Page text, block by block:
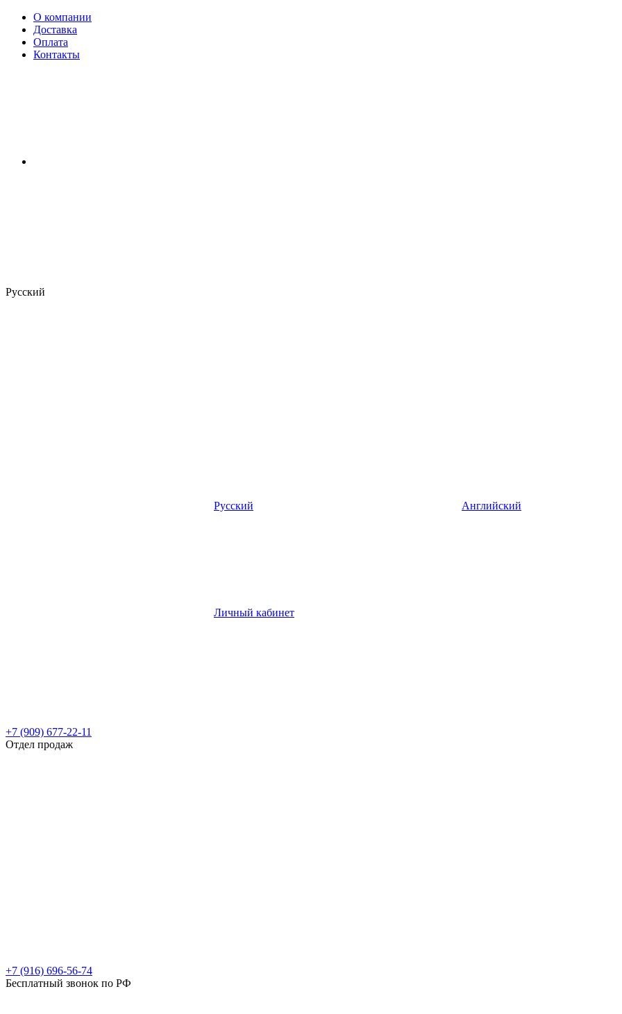
О компании
Доставка
Оплата
Контакты
Русский
Русский Английский
Личный кабинет
+7 (909) 677-22-11
Отдел продаж
+7 (916) 696-56-74
Бесплатный звонок по РФ